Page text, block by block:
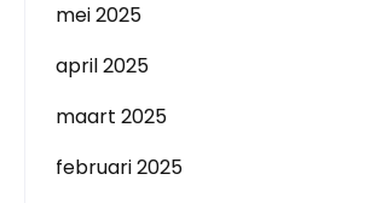
mei 2025
april 2025
maart 2025
februari 2025